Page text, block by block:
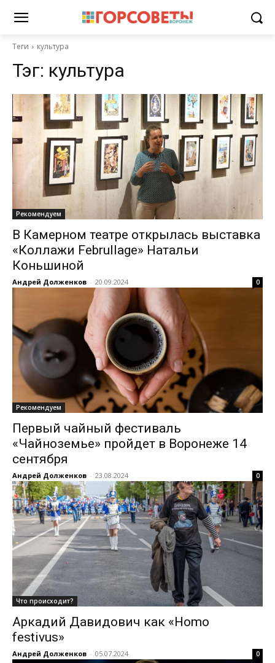
Теги культура
Тэг: культура
Рекомендуем
В Камерном театре открылась выставка
«Коллажи Februllage» Натальи
Коньшиной
Андрей Долженков - 20.09.2024 0
Рекомендуем
Первый чайный фестиваль
«Чайноземье» пройдет в Воронеже 14
сентября
Андрей Долженков - 23.08.2024 0
Что происходит?
Аркадий Давидович как «Homo
festivus»
Андрей Долженков - 05.07.2024 0